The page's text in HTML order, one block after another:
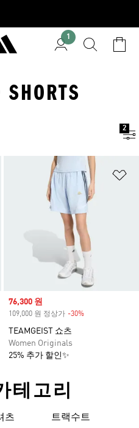
1
2
시리스트 담기
Sale price
76,300 원
109,000 원 정상가 -30%
TEAMGEIST 쇼츠
Women Originals
25% 추가 할인✨
테고리
츠 트랙수트